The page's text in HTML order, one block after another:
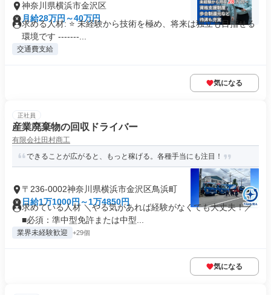
神奈川県横浜市金沢区
月給28万円～40万円
求める人材: ⭐ 未経験から技術を極め、将来は独立も目指せる
環境です -------...
交通費支給
気になる
正社員
産業廃棄物の回収ドライバー
有限会社田村商工
できることが広がると、もっと稼げる。各種手当にも注目！
〒236-0002神奈川県横浜市金沢区鳥浜町
日給1万1000円～1万4850円
求めている人材 ＼やる気があれば経験がなくても大丈夫！／
■必須：準中型免許または中型...
業界未経験歓迎 +29個
気になる